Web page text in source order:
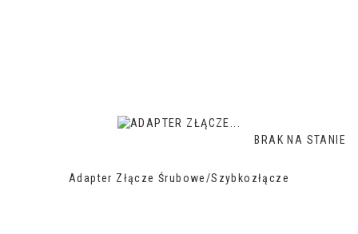
BRAK NA STANIE
Adapter Złącze Śrubowe/szybkozłącze